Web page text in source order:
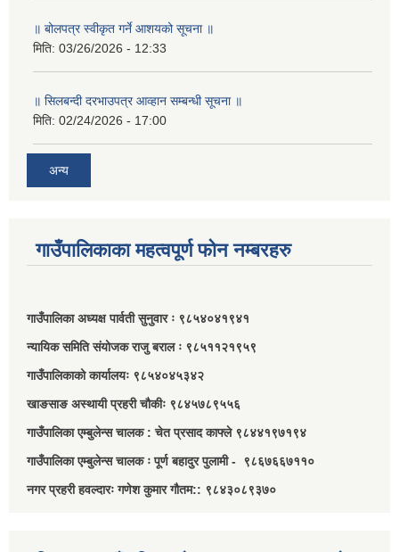
॥ बोलपत्र स्वीकृत गर्ने आशयको सूचना ॥
मिति: 03/26/2026 - 12:33
॥ सिलबन्दी दरभाउपत्र आव्हान सम्बन्धी सूचना ॥
मिति: 02/24/2026 - 17:00
अन्य
गाउँपालिकाका महत्वपूर्ण फोन नम्बरहरु
गाउँपालिका अध्यक्ष पार्वती सुनुवार ः ९८५४०४१९४१
न्यायिक समिति संयोजक राजु बराल ः ९८५११२१९५९
गाउँपालिकाको कार्यालयः ९८५४०४५३४२
खाङसाङ अस्थायी प्रहरी चौकीः ९८४५७८९५५६
गाउँपालिका एम्बुलेन्स चालक : चेत प्रसाद काफ्ले ९८४४१९७१९४
गाउँपालिका एम्बुलेन्स चालक ः पूर्ण बहादुर पुलामी - ९८६७६६७११०
नगर प्रहरी हवल्दारः गणेश कुमार गौतम:: ९८४३०८९३७०